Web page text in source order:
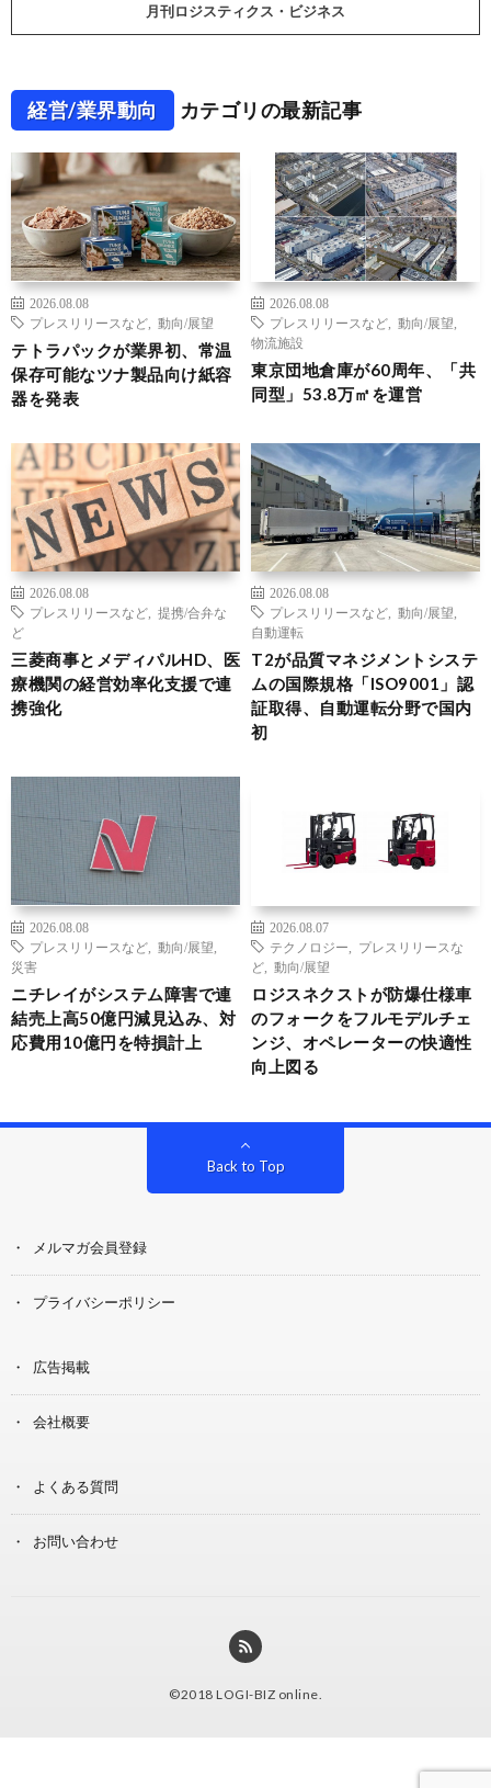
月刊ロジスティクス・ビジネス
経営/業界動向 カテゴリの最新記事
2026.08.08
プレスリリースなど
動向/展望
テトラパックが業界初、常温
保存可能なツナ製品向け紙容
器を発表
2026.08.08
プレスリリースなど
動向/展望
物流施設
東京団地倉庫が60周年、「共
同型」53.8万㎡を運営
2026.08.08
プレスリリースなど
提携/合弁な
ど
三菱商事とメディパルHD、医
療機関の経営効率化支援で連
携強化
2026.08.08
プレスリリースなど
動向/展望
自動運転
T2が品質マネジメントシステ
ムの国際規格「ISO9001」認
証取得、自動運転分野で国内
初
2026.08.08
プレスリリースなど
動向/展望
災害
ニチレイがシステム障害で連
結売上高50億円減見込み、対
応費用10億円を特損計上
2026.08.07
テクノロジー
プレスリリースな
ど
動向/展望
ロジスネクストが防爆仕様車
のフォークをフルモデルチェ
ンジ、オペレーターの快適性
向上図る
Back to Top
メルマガ会員登録
プライバシーポリシー
広告掲載
会社概要
よくある質問
お問い合わせ
©2018 LOGI-BIZ online